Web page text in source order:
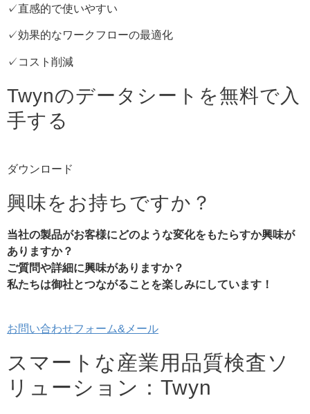
✓直感的で使いやすい
✓効果的なワークフローの最適化
✓コスト削減
Twynのデータシートを無料で入
手する
ダウンロード
興味をお持ちですか？
当社の製品がお客様にどのような変化をもたらすか興味が
ありますか？
ご質問や詳細に興味がありますか？
私たちは御社とつながることを楽しみにしています！
お問い合わせフォーム&メール
スマートな産業用品質検査ソ
リューション：Twyn​